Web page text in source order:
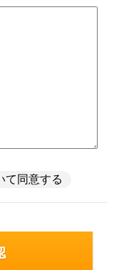
て同意する